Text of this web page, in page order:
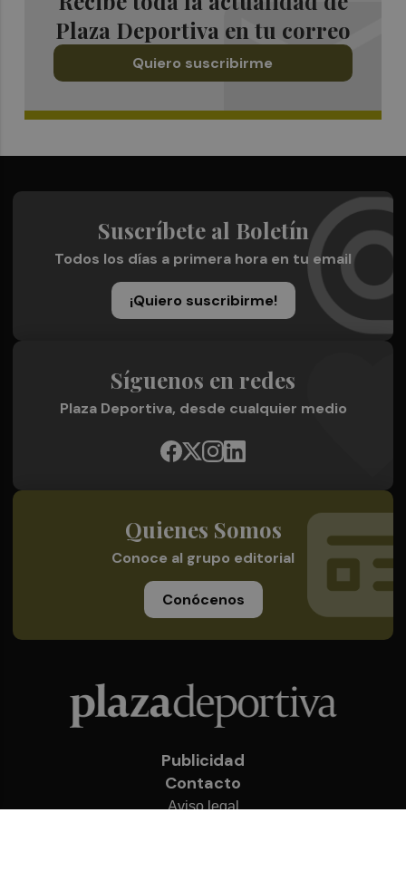
Plaza Deportiva en tu correo
Quiero suscribirme
Suscríbete al Boletín
Todos los días a primera hora en tu email
¡Quiero suscribirme!
Síguenos en redes
Plaza Deportiva, desde cualquier medio
Quienes Somos
Conoce al grupo editorial
Conócenos
Publicidad
Contacto
Aviso legal